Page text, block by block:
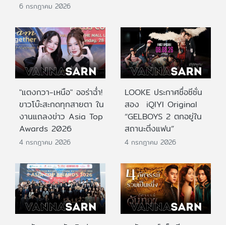
6 กรกฎาคม 2026
"แตงกวา-เหนือ" ออร่าฉ่ำ!
ขาวโบ๊ะสะกดทุกสายตา ใน
งานแถลงข่าว Asia Top
Awards 2026
4 กรกฎาคม 2026
LOOKE ประกาศชื่อซีซั่น
สอง iQIYI Original
“GELBOYS 2 ตกอยู่ใน
สถานะติ่งแฟน”
4 กรกฎาคม 2026